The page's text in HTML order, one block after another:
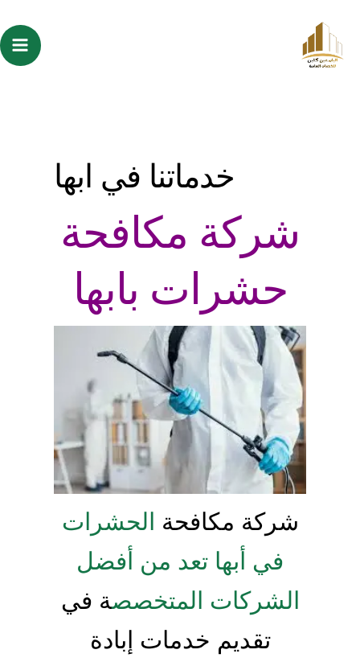
إلى
المحتوى
خدماتنا في ابها
شركة مكافحة
حشرات بابها
شركة مكافحة الحشرات
في أبها تعد من أفضل
الشركات المتخصصة في
تقديم خدمات إبادة
for: